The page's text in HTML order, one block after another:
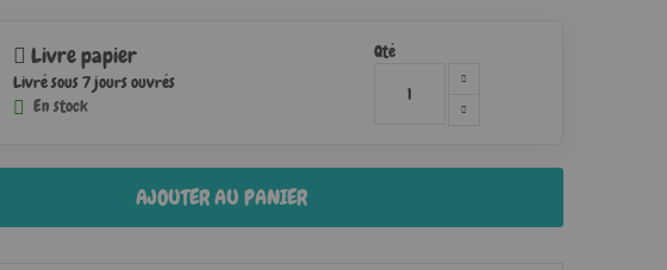
Livre papier
Livré sous 7 jours ouvrés
En stock
Qté
AJOUTER AU PANIER